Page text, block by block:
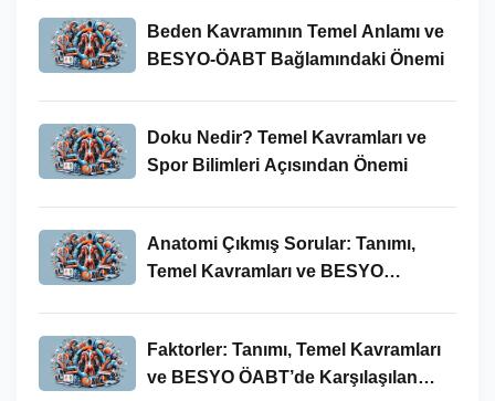
Beden Kavramının Temel Anlamı ve
BESYO-ÖABT Bağlamındaki Önemi
Doku Nedir? Temel Kavramları ve
Spor Bilimleri Açısından Önemi
Anatomi Çıkmış Sorular: Tanımı,
Temel Kavramları ve BESYO
Faktorler: Tanımı, Temel Kavramları
ve BESYO ÖABT’de Karşılaşılan